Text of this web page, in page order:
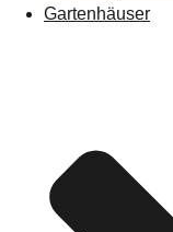
Gartenhäuser